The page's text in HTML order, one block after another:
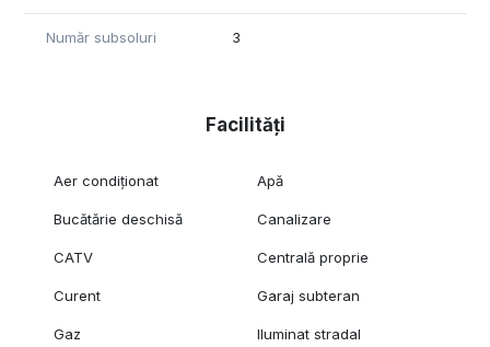
Număr subsoluri 3
Facilități
Aer condiționat Apă
Bucătărie deschisă Canalizare
CATV Centrală proprie
Curent Garaj subteran
Gaz Iluminat stradal